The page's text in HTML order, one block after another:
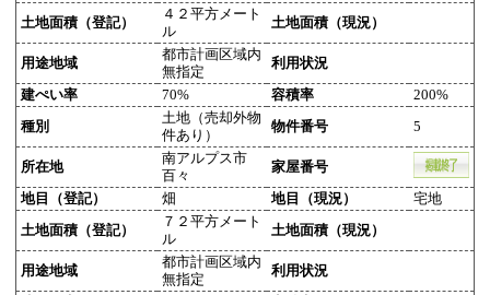
土地面積（登記）
４２平方メート
ル
土地面積（現況）
用途地域
都市計画区域内
無指定
利用状況
建ぺい率 70% 容積率 200%
種別
土地（売却外物
件あり）
物件番号 5
所在地
南アルプス市
百々
家屋番号
地目（登記） 畑 地目（現況） 宅地
土地面積（登記）
７２平方メート
ル
土地面積（現況）
用途地域
都市計画区域内
無指定
利用状況